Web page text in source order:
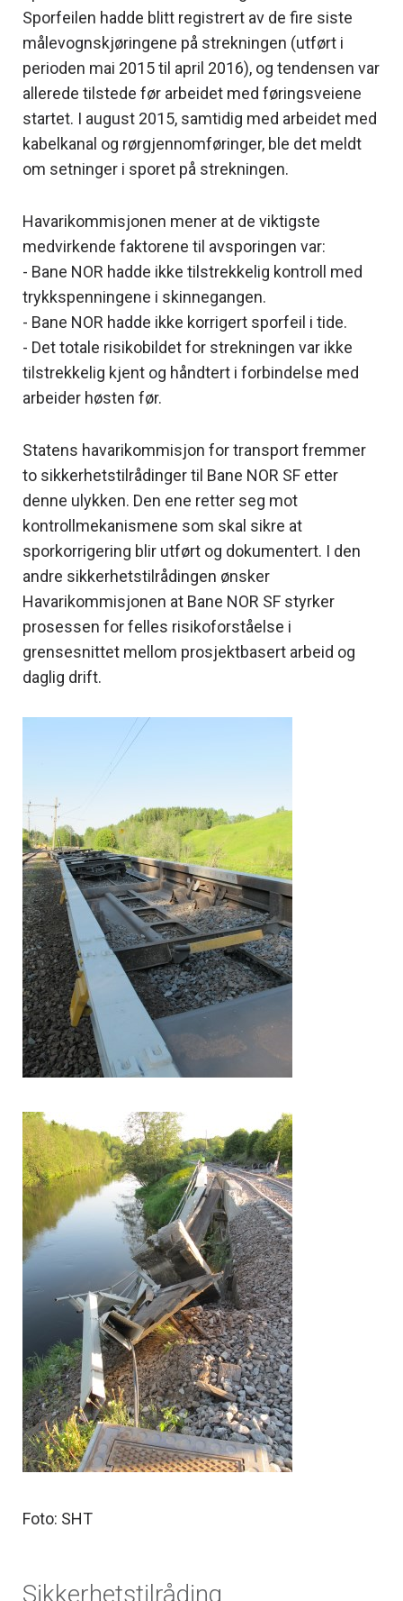
Sporfeilen hadde blitt registrert av de fire siste
målevognskjøringene på strekningen (utført i
perioden mai 2015 til april 2016), og tendensen var
allerede tilstede før arbeidet med føringsveiene
startet. I august 2015, samtidig med arbeidet med
kabelkanal og rørgjennomføringer, ble det meldt
om setninger i sporet på strekningen.
Havarikommisjonen mener at de viktigste
medvirkende faktorene til avsporingen var:
- Bane NOR hadde ikke tilstrekkelig kontroll med
trykkspenningene i skinnegangen.
- Bane NOR hadde ikke korrigert sporfeil i tide.
- Det totale risikobildet for strekningen var ikke
tilstrekkelig kjent og håndtert i forbindelse med
arbeider høsten før.
Statens havarikommisjon for transport fremmer
to sikkerhetstilrådinger til Bane NOR SF etter
denne ulykken. Den ene retter seg mot
kontrollmekanismene som skal sikre at
sporkorrigering blir utført og dokumentert. I den
andre sikkerhetstilrådingen ønsker
Havarikommisjonen at Bane NOR SF styrker
prosessen for felles risikoforståelse i
grensesnittet mellom prosjektbasert arbeid og
daglig drift.
Foto: SHT
Sikkerhetstilråding